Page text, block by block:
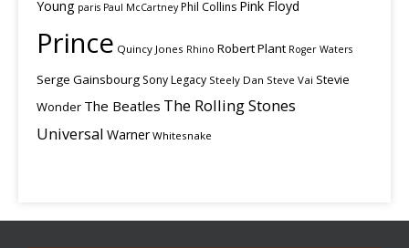
Young paris Paul McCartney Phil Collins Pink Floyd
Prince Quincy Jones Rhino Robert Plant Roger Waters
Serge Gainsbourg Sony Legacy Steely Dan Steve Vai Stevie
Wonder The Beatles The Rolling Stones
Universal Warner Whitesnake